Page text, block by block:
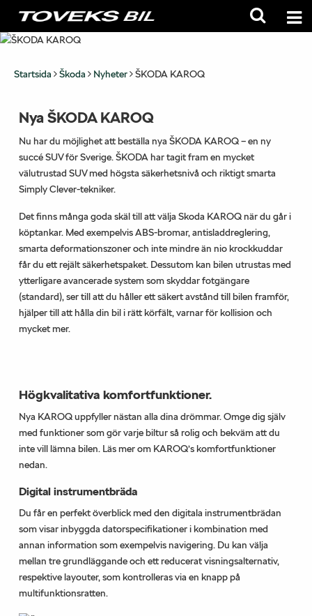
Startsida Škoda Nyheter ŠKODA KAROQ
Nya ŠKODA KAROQ
Nu har du möjlighet att beställa nya ŠKODA KAROQ – en ny
succé SUV för Sverige. ŠKODA har tagit fram en mycket
välutrustad SUV med högsta säkerhetsnivå och riktigt smarta
Simply Clever-tekniker.
Det finns många goda skäl till att välja Skoda KAROQ när du går i
köptankar. Med exempelvis ABS-bromar, antisladdreglering,
smarta deformationszoner och inte mindre än nio krockkuddar
får du ett rejält säkerhetspaket. Dessutom kan bilen utrustas med
ytterligare avancerade system som skyddar fotgängare
(standard), ser till att du håller ett säkert avstånd till bilen framför,
hjälper till att hålla din bil i rätt körfält, varnar för kollision och
mycket mer.
Högkvalitativa komfortfunktioner.
Nya KAROQ uppfyller nästan alla dina drömmar. Omge dig själv
med funktioner som gör varje biltur så rolig och bekväm att du
inte vill lämna bilen. Läs mer om KAROQ’s komfortfunktioner
nedan.
Digital instrumentbräda
Du får en perfekt överblick med den digitala instrumentbrädan
som visar inbyggda datorspecifikationer i kombination med
annan information som exempelvis navigering. Du kan välja
mellan tre grundläggande och ett reducerat visningsalternativ,
respektive layouter, som kontrolleras via en knapp på
multifunktionsratten.